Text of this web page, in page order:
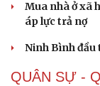
Mua nhà ở xã
áp lực trả nợ
Ninh Bình đầu
QUÂN SỰ -